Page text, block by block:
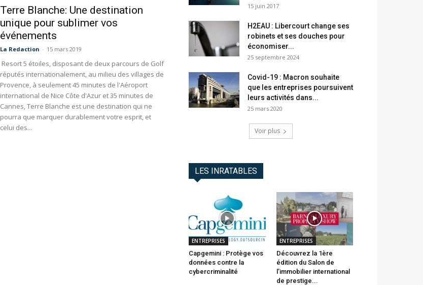
Terre Blanche: Une destination
unique pour sublimer vos
événements
La Redaction - 15 mars 2019
Resort 5 étoiles, disposant de deux parcours de Golf
réputés internationalement, au milieu des villages de
Provence, à seulement 45 minutes de l'Aéroport
international de Nice Côte d'Azur et 35 minutes de
Cannes, Terre Blanche est une destination qui ne
pourra que marquer durablement votre esprit, et
celui des...
15 juin 2017
H2EAU : Libercourt change ses
robinets et ses douches pour
économiser...
25 septembre 2024
Covid-19 : Macron souhaite
que les entreprises poursuivent
leurs activités dans...
25 mars 2020
Voir plus
LES INRATABLES
ENTREPRISES
Capgemini : Protège vos
données contre la
cybercriminalité
ENTREPRISES
Découvrez la 1ère
édition du Salon de
l’immobilier international
de prestige...